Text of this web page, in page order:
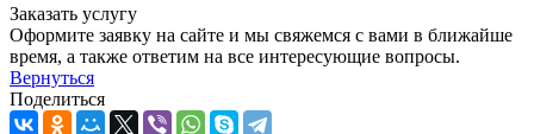
Заказать услугу
Оформите заявку на сайте и мы свяжемся с вами в ближайше
время, а также ответим на все интересующие вопросы.
Вернуться
Поделиться